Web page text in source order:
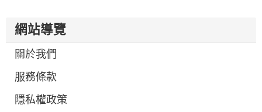
網站導覽
關於我們
服務條款
隱私權政策